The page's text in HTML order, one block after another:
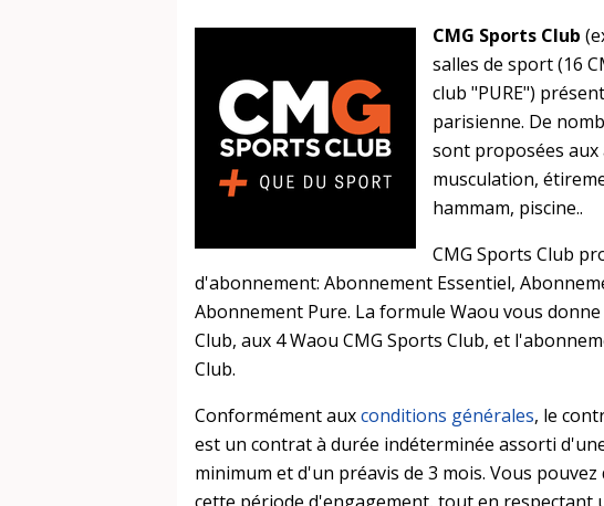
CMG Sports Club
salles de sport (16
club "PURE")
parisienne. De
sont proposées
musculation,
hammam, piscine..
CMG Sports Club
d'abonnement: Abonnement Essentiel,
Abonnement Pure. La formule Waou vous donne
Club, aux 4 Waou CMG Sports Club, et
Club.
Conformément auxconditions générales, le
est un contrat à durée indéterminée assorti
minimum et d'un préavis de 3 mois. Vous